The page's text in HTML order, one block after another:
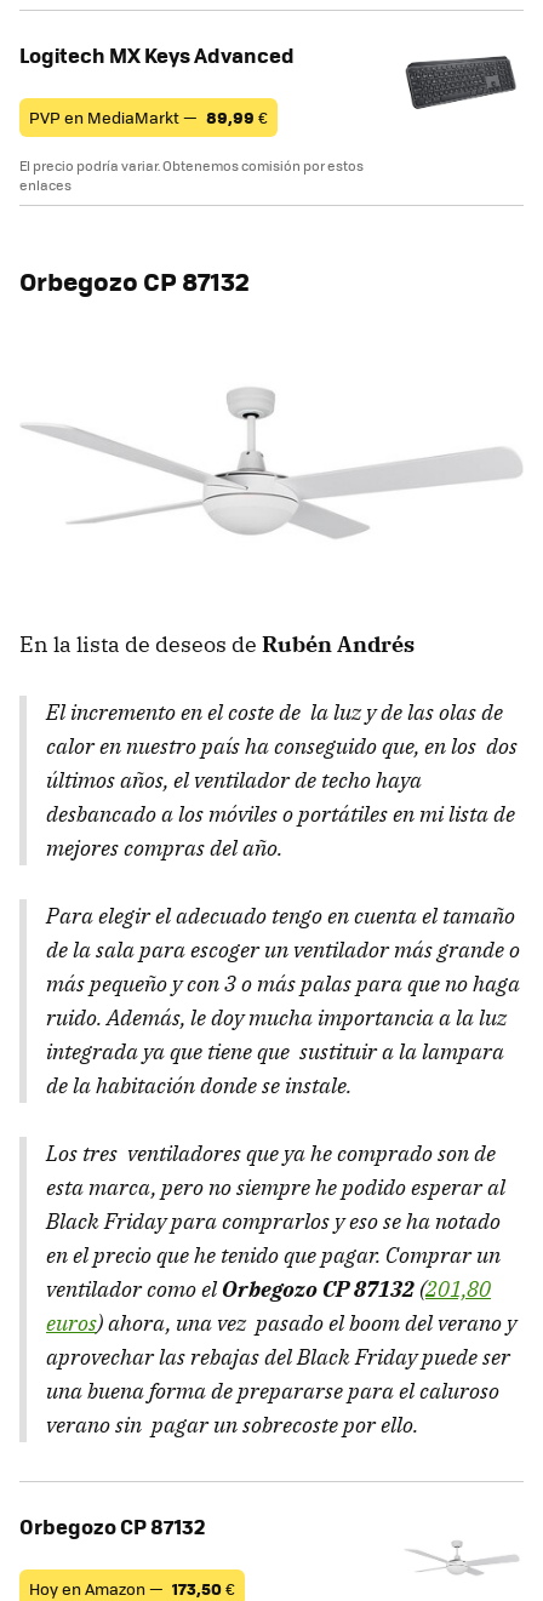
Logitech MX Keys Advanced
PVP en MediaMarkt — 89,99 €
El precio podría variar. Obtenemos comisión por estos
enlaces
Orbegozo CP 87132
En la lista de deseos de Rubén Andrés
El incremento en el coste de la luz y de las olas de
calor en nuestro país ha conseguido que, en los dos
últimos años, el ventilador de techo haya
desbancado a los móviles o portátiles en mi lista de
mejores compras del año.
Para elegir el adecuado tengo en cuenta el tamaño
de la sala para escoger un ventilador más grande o
más pequeño y con 3 o más palas para que no haga
ruido. Además, le doy mucha importancia a la luz
integrada ya que tiene que sustituir a la lampara
de la habitación donde se instale.
Los tres ventiladores que ya he comprado son de
esta marca, pero no siempre he podido esperar al
Black Friday para comprarlos y eso se ha notado
en el precio que he tenido que pagar. Comprar un
ventilador como elOrbegozo CP 87132 (201,80
euros) ahora, una vez pasado el boom del verano y
aprovechar las rebajas del Black Friday puede ser
una buena forma de prepararse para el caluroso
verano sin pagar un sobrecoste por ello.
Orbegozo CP 87132
Hoy en Amazon — 173,50€